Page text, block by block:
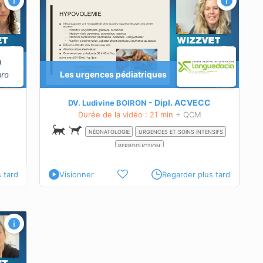
tard
Les urgences pédiatriques
DV. Ludivine BOIRON Dipl. ACVECC
Durée de la vidéo : 21 min + QCM
NÉONATOLOGIE URGENCES ET SOINS INTENSIFS
REPRODUCTION
Visionner Regarder plus tard